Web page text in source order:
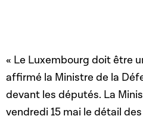
« Le Luxembourg doit être
affirmé la Ministre de la
devant les députés. La
vendredi 15 mai le détail